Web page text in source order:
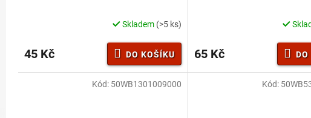
Skladem (>5 ks)
45 Kč DO KOŠÍKU 65 Kč DO
Kód: 50WB1301009000 Kód: